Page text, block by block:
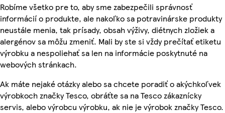
Robíme všetko pre to, aby sme zabezpečili správnosť
informácií o produkte, ale nakoľko sa potravinárske produkty
neustále menia, tak prísady, obsah výživy, diétnych zložiek a
alergénov sa môžu zmeniť. Mali by ste si vždy prečítať etiketu
výrobku a nespoliehať sa len na informácie poskytnuté na
webových stránkach.
Ak máte nejaké otázky alebo sa chcete poradiť o akýchkoľvek
výrobkoch značky Tesco, obráťte sa na Tesco zákaznícky
servis, alebo výrobcu výrobku, ak nie je výrobok značky Tesco.